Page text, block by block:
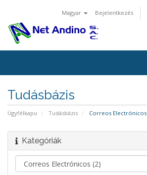
Magyar Bejelentkezés
Tudásbázis
Ügyfélkapu Tudásbázis Correos Electrónicos
Kategóriák